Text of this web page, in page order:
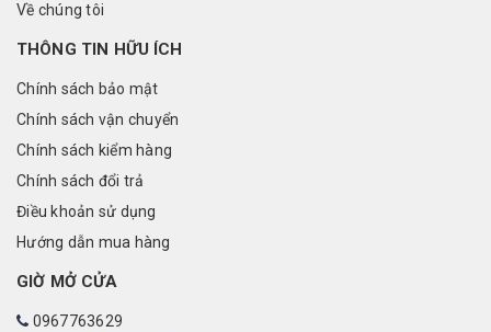
Về chúng tôi
THÔNG TIN HỮU ÍCH
Chính sách bảo mật
Chính sách vận chuyển
Chính sách kiểm hàng
Chính sách đổi trả
Điều khoản sử dụng
Hướng dẫn mua hàng
GIỜ MỞ CỬA
0967763629